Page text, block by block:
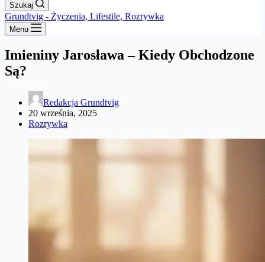
Szukaj
Grundtvig - Życzenia, Lifestile, Rozrywka
Menu
Imieniny Jarosława – Kiedy Obchodzone
Są?
Redakcja Grundtvig
20 września, 2025
Rozrywka